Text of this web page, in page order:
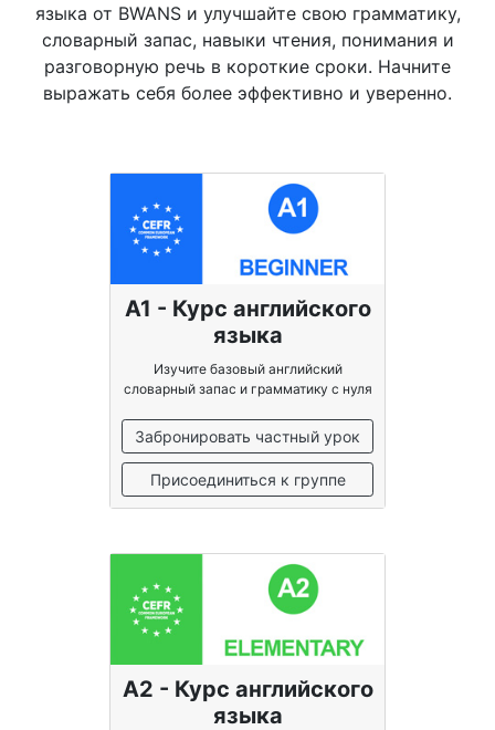
языка от BWANS и улучшайте свою грамматику,
словарный запас, навыки чтения, понимания и
разговорную речь в короткие сроки. Начните
выражать себя более эффективно и уверенно.
A1 - Курс английского
языка
Изучите базовый английский
словарный запас и грамматику с нуля
Забронировать частный урок
Присоединиться к группе
A2 - Курс английского
языка